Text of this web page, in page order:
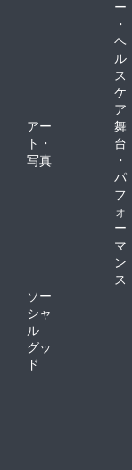
ー
・
ヘ
ル
ス
ケ
ア
アー
ト・
写真
舞
台
・
パ
フ
ォ
ー
マ
ン
ス
ソー
シャ
ル
グッ
ド